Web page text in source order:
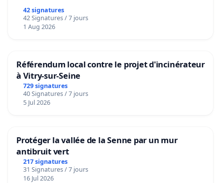
42 signatures
42 Signatures / 7 jours
1 Aug 2026
Référendum local contre le projet d'incinérateur
à Vitry-sur-Seine
729 signatures
40 Signatures / 7 jours
5 Jul 2026
Protéger la vallée de la Senne par un mur
antibruit vert
217 signatures
31 Signatures / 7 jours
16 Jul 2026